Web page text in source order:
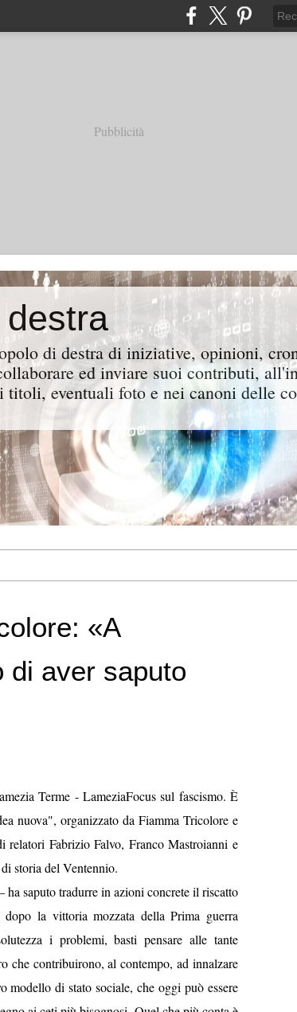
Pubblicità
di destra di iniziative, opinioni,
ed inviare suoi contributi,
eventuali foto e nei canoni delle
«A
di aver saputo
Terme - LameziaFocus sul fascismo. È
nuova", organizzato da Fiamma Tricolore e
Fabrizio Falvo, Franco Mastroianni e
storia del Ventennio.
saputo tradurre in azioni concrete il riscatto
la vittoria mozzata della Prima guerra
i problemi, basti pensare alle tante
che contribuirono, al contempo, ad innalzare
di stato sociale, che oggi può essere